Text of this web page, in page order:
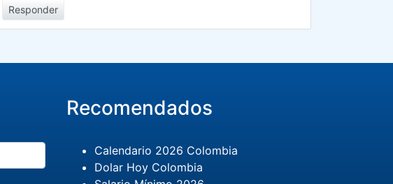
Responder
Recomendados
Calendario 2026 Colombia
Dolar Hoy Colombia